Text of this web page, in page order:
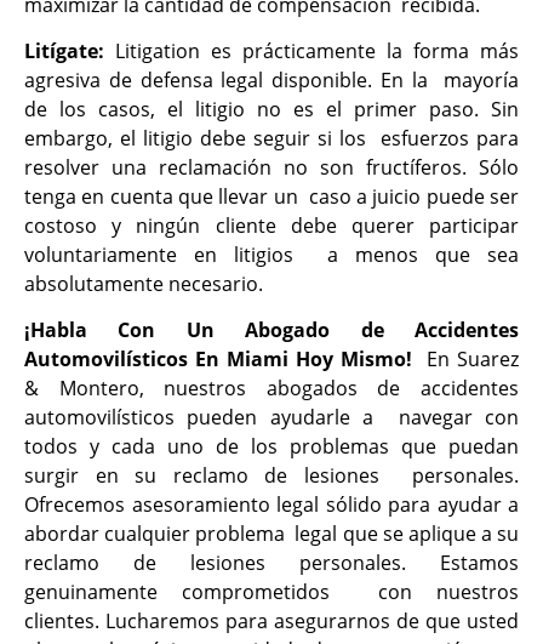
Litígate: Litigation es prácticamente la forma más
agresiva de defensa legal disponible. En la mayoría
de los casos, el litigio no es el primer paso. Sin
embargo, el litigio debe seguir si los esfuerzos para
resolver una reclamación no son fructíferos. Sólo
tenga en cuenta que llevar un caso a juicio puede ser
costoso y ningún cliente debe querer participar
voluntariamente en litigios a menos que sea
absolutamente necesario.
¡Habla Con Un Abogado de Accidentes
Automovilísticos En Miami Hoy Mismo!
En Suarez
& Montero, nuestros abogados de accidentes
automovilísticos pueden ayudarle a navegar con
todos y cada uno de los problemas que puedan
surgir en su reclamo de lesiones personales.
Ofrecemos asesoramiento legal sólido para ayudar a
abordar cualquier problema legal que se aplique a su
reclamo de lesiones personales. Estamos
genuinamente comprometidos con nuestros
clientes. Lucharemos para asegurarnos de que usted